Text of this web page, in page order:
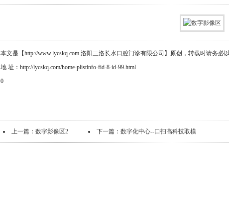
本文是【http://www.lycskq.com 洛阳三洛长水口腔门诊有限公司】原创，转载时请务必
地 址：http://lycskq.com/home-plistinfo-fid-8-id-99.html
0
上一篇： 数字影像区2 下一篇： 数字化中心--口扫高科技取模